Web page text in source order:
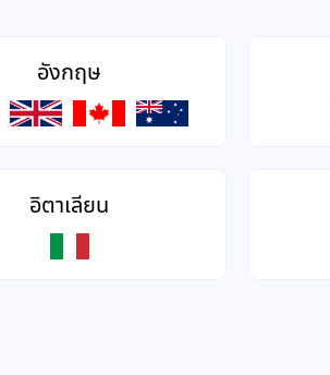
อังกฤษ
อิตาเลียน